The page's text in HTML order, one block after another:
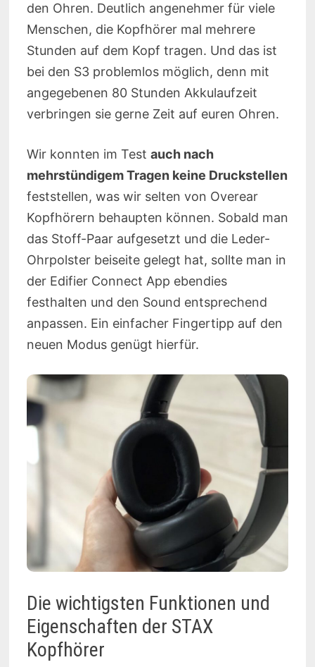
den Ohren. Deutlich angenehmer für viele
Menschen, die Kopfhörer mal mehrere
Stunden auf dem Kopf tragen. Und das ist
bei den S3 problemlos möglich, denn mit
angegebenen 80 Stunden Akkulaufzeit
verbringen sie gerne Zeit auf euren Ohren.
Wir konnten im Test auch nach
mehrstündigem Tragen keine Druckstellen
feststellen, was wir selten von Overear
Kopfhörern behaupten können. Sobald man
das Stoff-Paar aufgesetzt und die Leder-
Ohrpolster beiseite gelegt hat, sollte man in
der Edifier Connect App ebendies
festhalten und den Sound entsprechend
anpassen. Ein einfacher Fingertipp auf den
neuen Modus genügt hierfür.
Die wichtigsten Funktionen und
Eigenschaften der STAX
Kopfhörer